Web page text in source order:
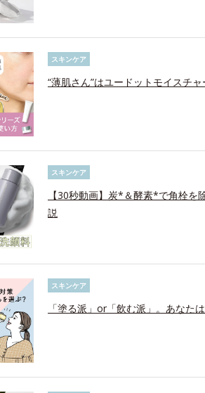
スキンケア
“薄肌さん”はユードットモイスチ
スキンケア
【30秒動画】炭*＆酵素*で角栓を
説
スキンケア
「塗る派」or「飲む派」。あなた